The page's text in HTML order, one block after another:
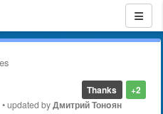
+2
Thanks
•updated byДмитрий Тонoян